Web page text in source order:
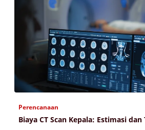
Perencanaan
Biaya CT Scan Kepala: Estimasi